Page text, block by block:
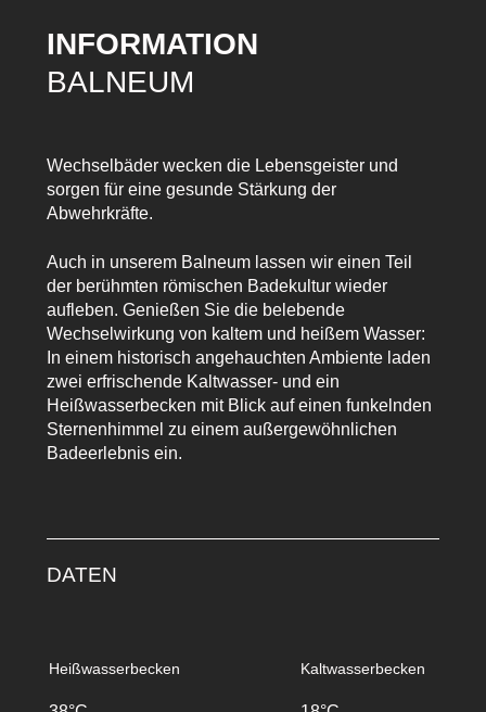
INFORMATION
BALNEUM
Wechselbäder wecken die Lebensgeister und
sorgen für eine gesunde Stärkung der
Abwehrkräfte.
Auch in unserem Balneum lassen wir einen Teil
der berühmten römischen Badekultur wieder
aufleben. Genießen Sie die belebende
Wechselwirkung von kaltem und heißem Wasser:
In einem historisch angehauchten Ambiente laden
zwei erfrischende Kaltwasser- und ein
Heißwasserbecken mit Blick auf einen funkelnden
Sternenhimmel zu einem außergewöhnlichen
Badeerlebnis ein.
DATEN
Heißwasserbecken Kaltwasserbecken